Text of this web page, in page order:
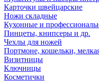
Карточки швейцарские
Ножи складные
Кухонные и
Пинцеты, книпсеры и др.
Чехлы для ножей
Портмоне, кошельки,
Визитницы
Ключницы
Косметички